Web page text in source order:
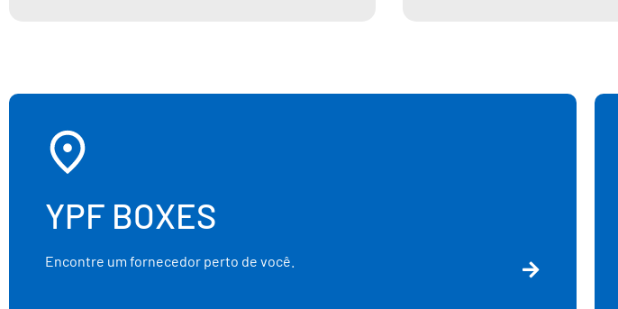
YPF BOXES
Encontre um fornecedor perto de você.